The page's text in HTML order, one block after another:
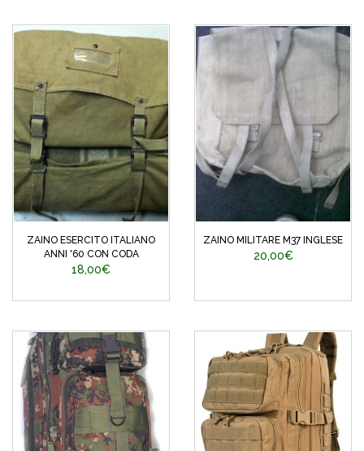
ZAINO ESERCITO ITALIANO
ANNI '60 CON CODA
18,00€
ZAINO MILITARE M37 INGLESE
20,00€